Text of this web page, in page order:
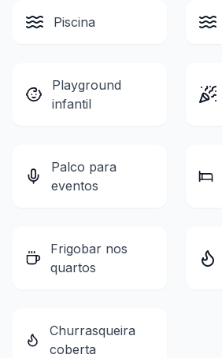
Piscina
Playground
infantil
Palco para
eventos
Frigobar nos
quartos
Churrasqueira
coberta